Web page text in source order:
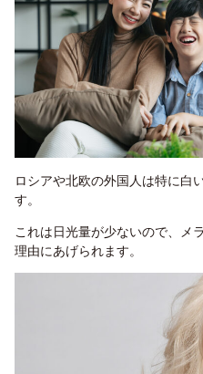
ロシアや北欧の外国人は特に白
す。
これは日光量が少ないので、 メ
理由にあげられます。